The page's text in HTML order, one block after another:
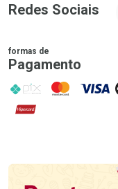
Redes Sociais
formas de
Pagamento
PIX MasterCard
VISA
Hipercard
Promoção